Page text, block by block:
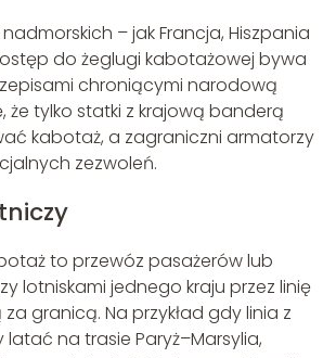
– jak Francja, Hiszpania
do żeglugi kabotażowej bywa
chroniącymi narodową
że tylko statki z krajową banderą
kabotaż, a zagraniczni armatorzy
zezwoleń.
to przewóz pasażerów lub
lotniskami jednego kraju przez linię
granicą. Na przykład gdy linia z
latać na trasie Paryż–Marsylia,